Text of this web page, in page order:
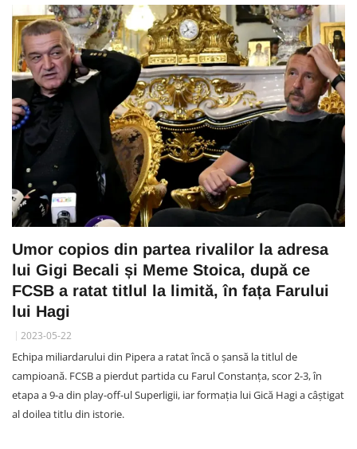
Umor copios din partea rivalilor la adresa
lui Gigi Becali și Meme Stoica, după ce
FCSB a ratat titlul la limită, în fața Farului
lui Hagi
2023-05-22
Echipa miliardarului din Pipera a ratat încă o șansă la titlul de
campioană. FCSB a pierdut partida cu Farul Constanța, scor 2-3, în
etapa a 9-a din play-off-ul Superligii, iar formația lui Gică Hagi a câștigat
al doilea titlu din istorie.